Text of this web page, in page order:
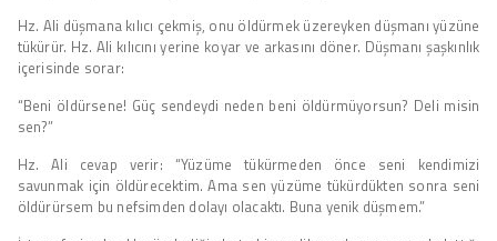
Hz. Ali düşmana kılıcı çekmiş, onu öldürmek üzereyken düşmanı yüzüne
tükürür. Hz. Ali kılıcını yerine koyar ve arkasını döner. Düşmanı şaşkınlık
içerisinde sorar:
“Beni öldürsene! Güç sendeydi neden beni öldürmüyorsun? Deli misin
sen?”
Hz. Ali cevap verir: “Yüzüme tükürmeden önce seni kendimizi
savunmak için öldürecektim. Ama sen yüzüme tükürdükten sonra seni
öldürürsem bu nefsimden dolayı olacaktı. Buna yenik düşmem.”